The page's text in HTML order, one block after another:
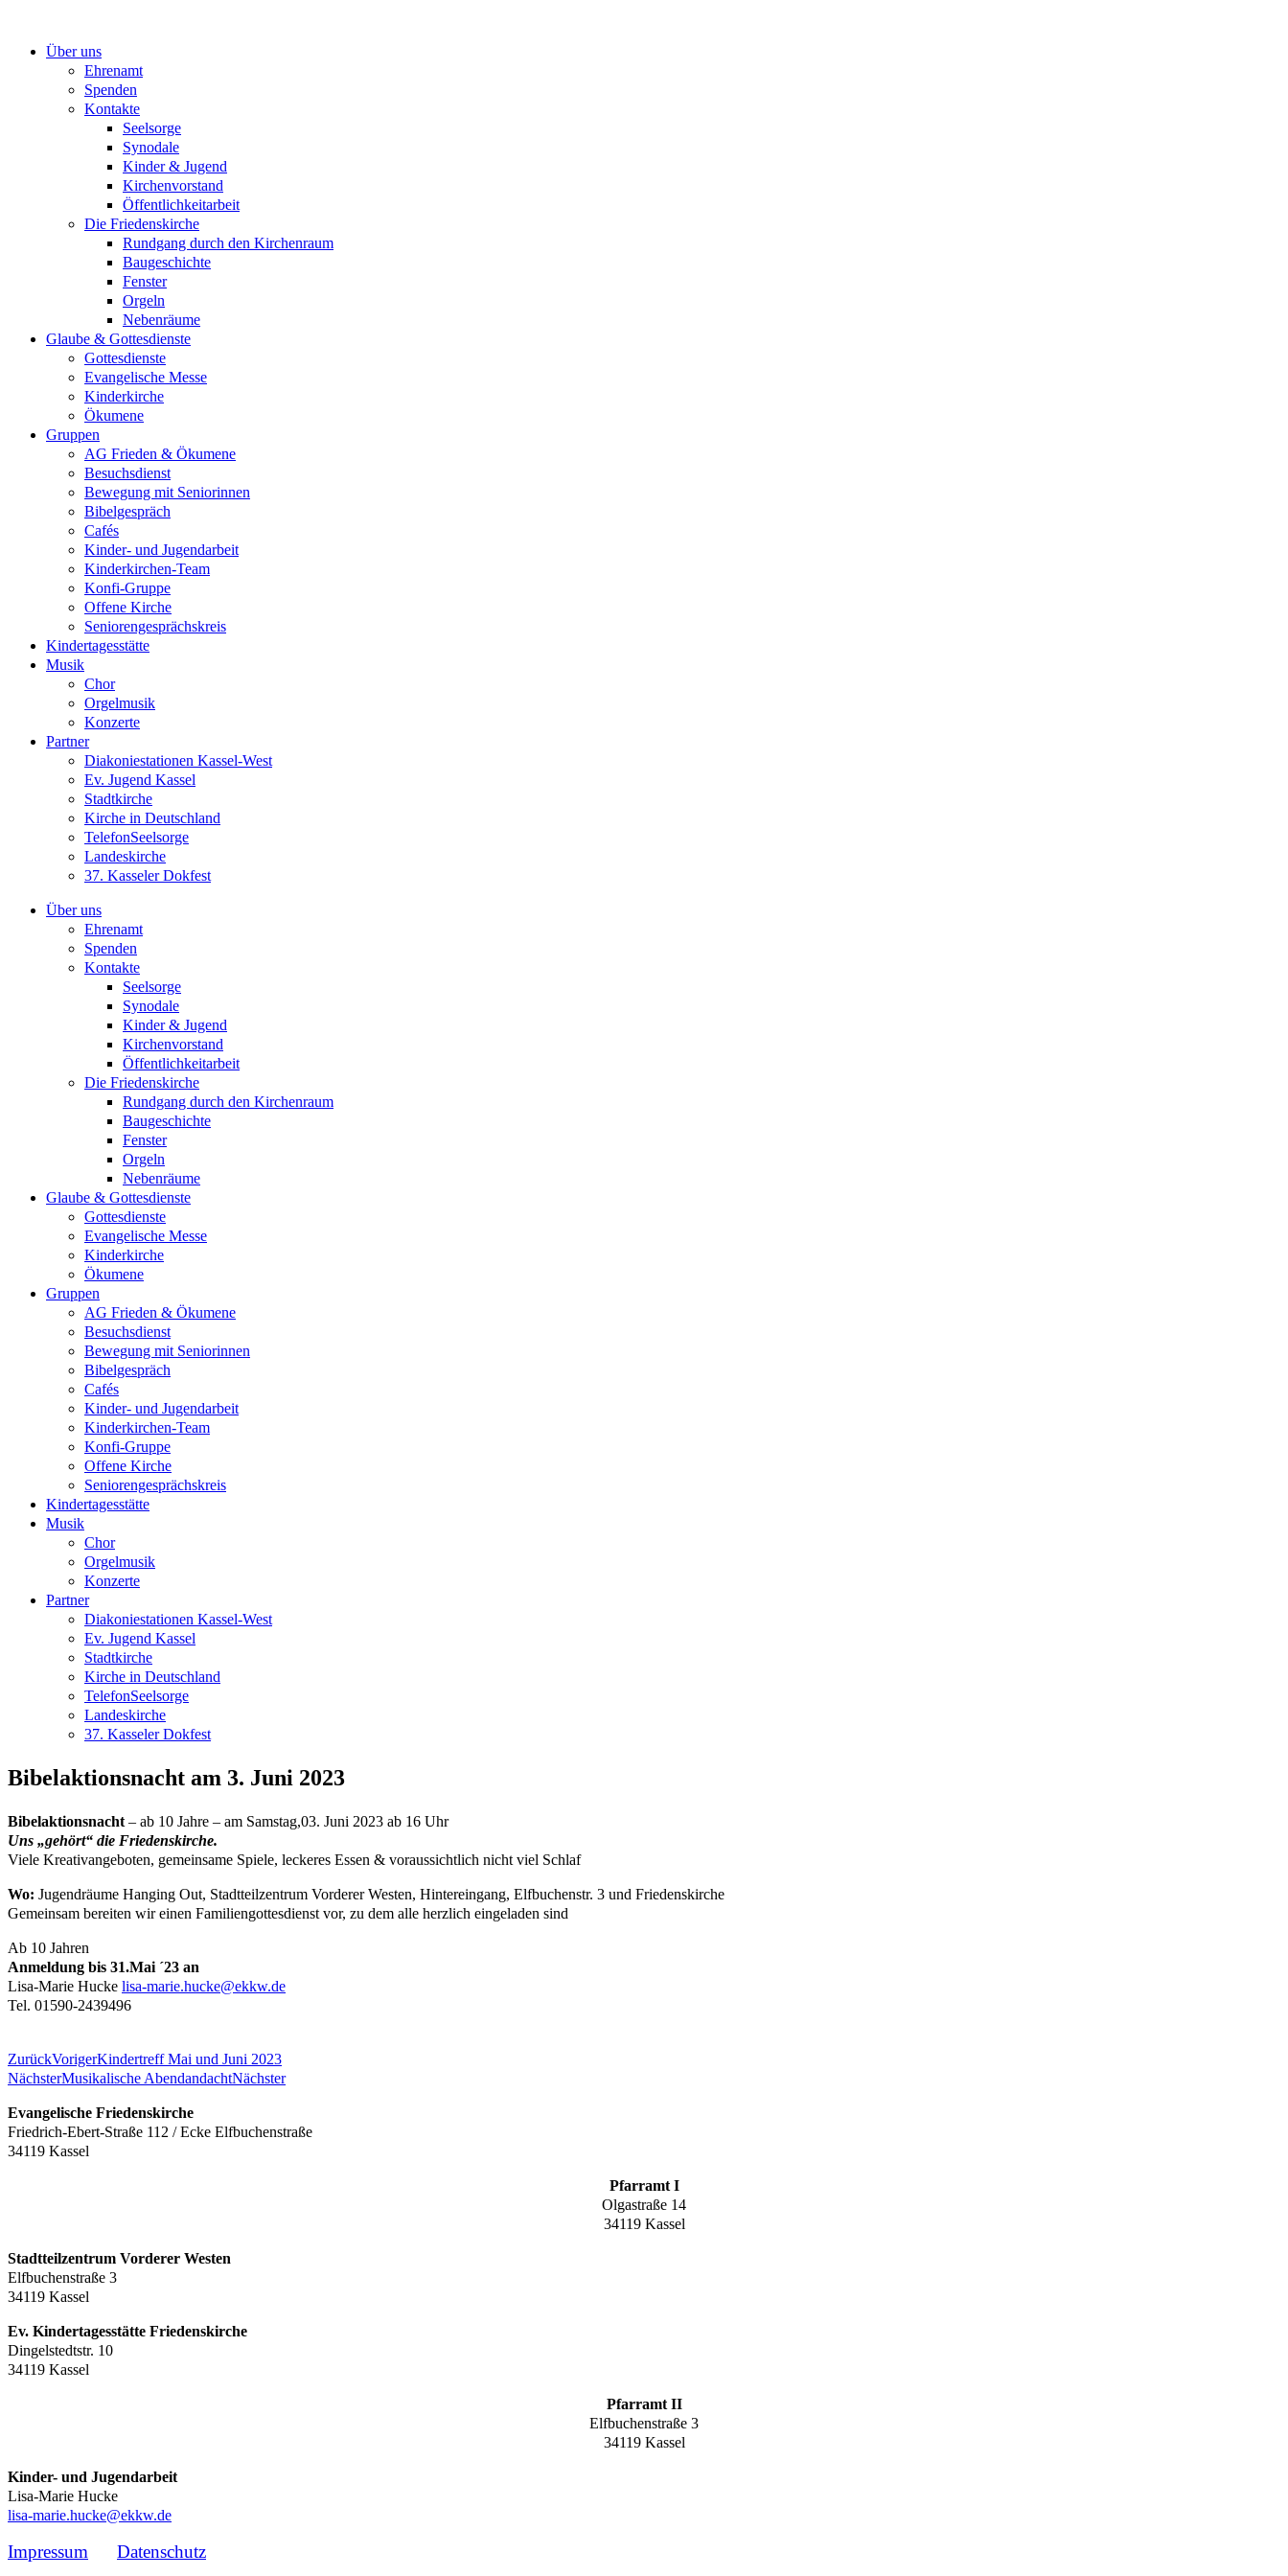
springenÜber uns
Ehrenamt
Spenden
Kontakte
Seelsorge
Synodale
Kinder & Jugend
Kirchenvorstand
Öffentlichkeitarbeit
Die Friedenskirche
Rundgang durch den Kirchenraum
Baugeschichte
Fenster
Orgeln
Nebenräume
Glaube & Gottesdienste
Gottesdienste
Evangelische Messe
Kinderkirche
Ökumene
Gruppen
AG Frieden & Ökumene
Besuchsdienst
Bewegung mit Seniorinnen
Bibelgespräch
Cafés
Kinder- und Jugendarbeit
Kinderkirchen-Team
Konfi-Gruppe
Offene Kirche
Seniorengesprächskreis
Kindertagesstätte
Musik
Chor
Orgelmusik
Konzerte
Partner
Diakoniestationen Kassel-West
Ev. Jugend Kassel
Stadtkirche
Kirche in Deutschland
TelefonSeelsorge
Landeskirche
37. Kasseler Dokfest
Über uns
Ehrenamt
Spenden
Kontakte
Seelsorge
Synodale
Kinder & Jugend
Kirchenvorstand
Öffentlichkeitarbeit
Die Friedenskirche
Rundgang durch den Kirchenraum
Baugeschichte
Fenster
Orgeln
Nebenräume
Glaube & Gottesdienste
Gottesdienste
Evangelische Messe
Kinderkirche
Ökumene
Gruppen
AG Frieden & Ökumene
Besuchsdienst
Bewegung mit Seniorinnen
Bibelgespräch
Cafés
Kinder- und Jugendarbeit
Kinderkirchen-Team
Konfi-Gruppe
Offene Kirche
Seniorengesprächskreis
Kindertagesstätte
Musik
Chor
Orgelmusik
Konzerte
Partner
Diakoniestationen Kassel-West
Ev. Jugend Kassel
Stadtkirche
Kirche in Deutschland
TelefonSeelsorge
Landeskirche
37. Kasseler Dokfest
Bibelaktionsnacht am 3. Juni 2023
Bibelaktionsnacht – ab 10 Jahre – am Samstag,03. Juni 2023 ab 16 Uhr
Uns „gehört“ die Friedenskirche.
Viele Kreativangeboten, gemeinsame Spiele, leckeres Essen & voraussichtlich nicht viel Schlaf
Wo: Jugendräume Hanging Out, Stadtteilzentrum Vorderer Westen, Hintereingang, Elfbuchenstr. 3 und Friedenskirche
Gemeinsam bereiten wir einen Familiengottesdienst vor, zu dem alle herzlich eingeladen sind
Ab 10 Jahren
Anmeldung bis 31.Mai ´23 an
Lisa-Marie Hucke lisa-marie.hucke@ekkw.de
Tel. 01590-2439496
ZurückVorigerKindertreff Mai und Juni 2023
NächsterMusikalische AbendandachtNächster
Evangelische Friedenskirche
Friedrich-Ebert-Straße 112 / Ecke Elfbuchenstraße
34119 Kassel
Pfarramt I
Olgastraße 14
34119 Kassel
Stadtteilzentrum Vorderer Westen
Elfbuchenstraße 3
34119 Kassel
Ev. Kindertagesstätte Friedenskirche
Dingelstedtstr. 10
34119 Kassel
Pfarramt II
Elfbuchenstraße 3
34119 Kassel
Kinder- und Jugendarbeit
Lisa-Marie Hucke
lisa-marie.hucke@ekkw.de
Impressum Datenschutz